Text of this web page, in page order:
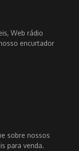
Web rádio
encurtador
sobre nossos
para venda.